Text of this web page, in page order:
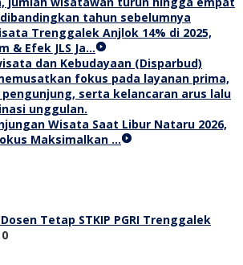
Trenggalek Anjlok 14% di 2025,
& Efek JLS Ja…
Wisata Saat Libur Nataru 2026,
Maksimalkan …
0